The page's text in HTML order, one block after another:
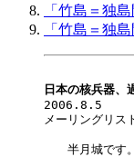
「竹島＝独
「竹島＝独
日本の核兵器、
2006.8.5
メーリングリ
半月城です。